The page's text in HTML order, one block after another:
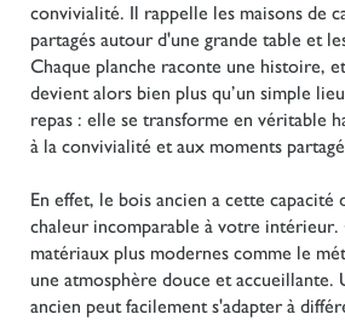
convivialité. Il rappelle les maisons de
partagés autour d'une grande table et
Chaque planche raconte une histoire,
devient alors bien plus qu’un simple
repas : elle se transforme en véritable
à la convivialité et aux moments
En effet, le bois ancien a cette capacité
chaleur incomparable à votre
matériaux plus modernes comme le
une atmosphère douce et accueillante.
ancien peut facilement s'adapter à